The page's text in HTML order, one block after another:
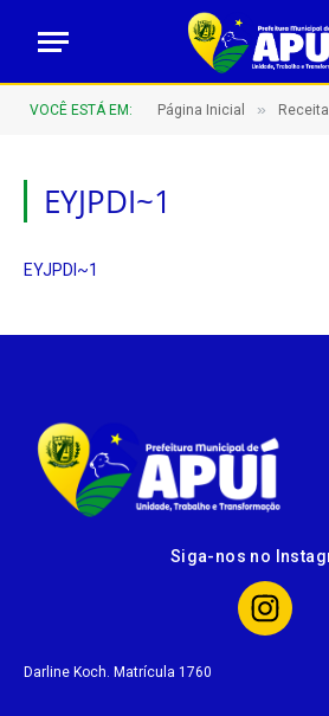
VOCÊ ESTÁ EM: Página Inicial »
EYJPDI~1
EYJPDI~1
Siga-nos no
Darline Koch. Matrícula 1760